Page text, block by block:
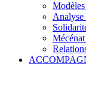
Analyse